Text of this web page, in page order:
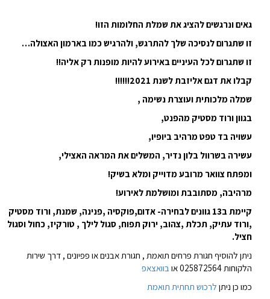
גאים ונרגשים להציג את שמלת החלומות הזו!
זו שתגרום לנסיכה שלך להתרגש, ולהרגיש כמו בארמון האצולה…
זו שתגרום לכל העיניים באירוע להיות מופנות רק אליה!!
קבלו את דגם אליזבת לשנת 2021!!!!!!
שמלה מלכותית ועוצרת נשימה ,
בגוון ורוד מסטיק מהפנט,
עשויה בד טפט מרהיב ביופיו,
עשירה בשרוול בלון נדיר, המשלים את המראה האצילי,
ומפתח צוואר מרובע מדוייק ומלא בשיק!
מרהיבה, מסתובבת ומושלמת לאירוע!
קיימת ב13 גוונים לבחירה- אדום,פוקסיה ,פנינה, שמנת, ורוד מסטיק
,ורוד עתיק, תכלת ,צהוב, ירוק תפוח, סגול לילך , טורקיז, כחול וסגול
חציל.
ניתן להוסיף חגורת פרחים תואמת , חגורת אבנים או פפיונים , דרך שירות
הלקוחות 025872564 או
בוואצאפ
כמו כן ניתן לרכוש תחתית תואמת